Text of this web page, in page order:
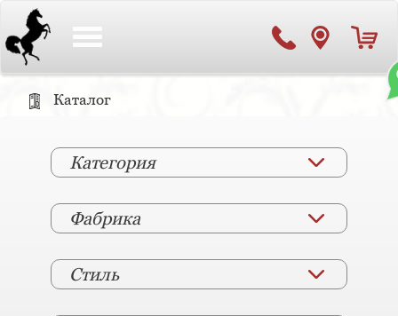
Каталог
Категория
Фабрика
Стиль